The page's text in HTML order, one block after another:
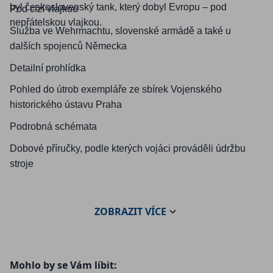
byl československý tank, který dobyl Evropu – pod
nepřátelskou vlajkou.
Pod cizí vlajkou
Služba ve Wehrmachtu, slovenské armádě a také u
dalších spojenců Německa
Detailní prohlídka
Pohled do útrob exempláře ze sbírek Vojenského
historického ústavu Praha
Podrobná schémata
Dobové příručky, podle kterých vojáci prováděli údržbu
stroje
ZOBRAZITVÍCE
Mohlo by se Vám líbit: